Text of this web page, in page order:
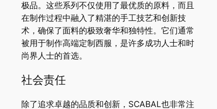
极品。这些系列不仅使用了最优质的原料，而且
在制作过程中融入了精湛的手工技艺和创新技
术，确保了面料的极致奢华和独特性。它们通常
被用于制作高端定制西服，是许多成功人士和时
尚界人士的首选。
社会责任
除了追求卓越的品质和创新，SCABAL也非常注